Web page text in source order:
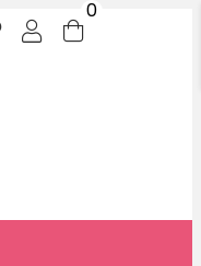
0